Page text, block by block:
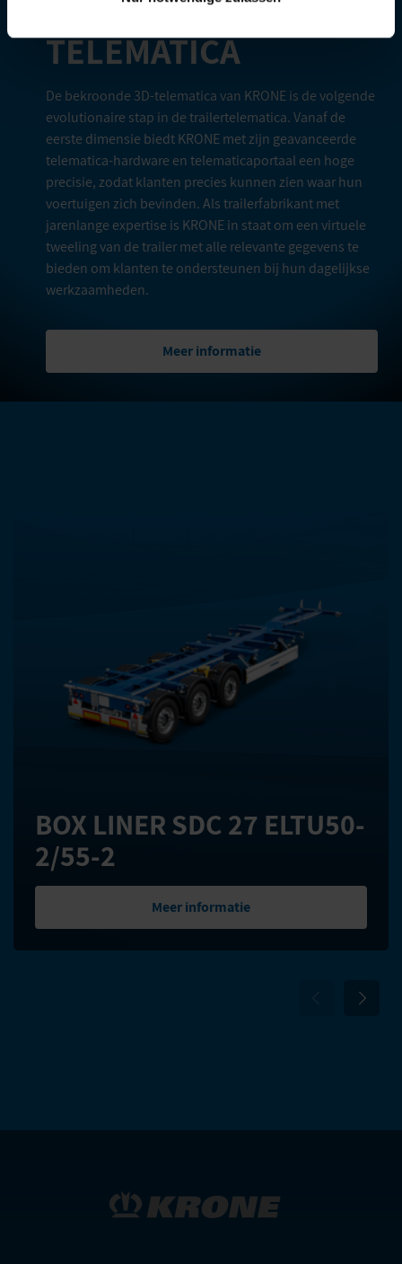
TELEMATICA
De bekroonde 3D-telematica van KRONE is de volgende
evolutionaire stap in de trailertelematica. Vanaf de
eerste dimensie biedt KRONE met zijn geavanceerde
telematica-hardware en telematicaportaal een hoge
precisie, zodat klanten precies kunnen zien waar hun
voertuigen zich bevinden. Als trailerfabrikant met
jarenlange expertise is KRONE in staat om een virtuele
tweeling van de trailer met alle relevante gegevens te
bieden om klanten te ondersteunen bij hun dagelijkse
werkzaamheden.
Meer informatie
BOX LINER SDC 27 ELTU50-
2/55-2
Meer informatie